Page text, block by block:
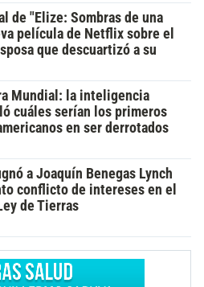
de "Elize: Sombras de una
película de Netflix sobre el
que descuartizó a su
Mundial: la inteligencia
cuáles serían los primeros
en ser derrotados
a Joaquín Benegas Lynch
conflicto de intereses en el
de Tierras